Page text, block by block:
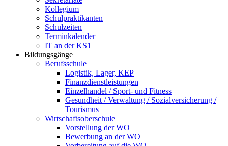
Kollegium
Schulpraktikanten
Schulzeiten
Terminkalender
IT an der KS1
Bildungsgänge
Berufsschule
Logistik, Lager, KEP
Finanzdienstleistungen
Einzelhandel / Sport- und Fitness
Gesundheit / Verwaltung / Sozialversicherung /
Tourismus
Wirtschaftsoberschule
Vorstellung der WO
Bewerbung an der WO